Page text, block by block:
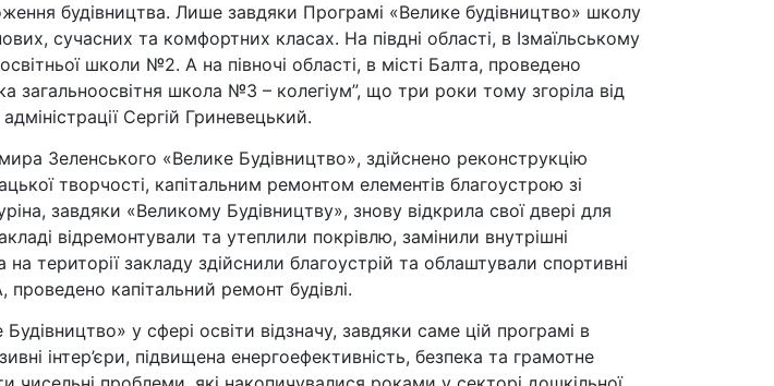
будівництва. Лише завдяки Програмі «Велике будівництво» школу
сучасних та комфортних класах. На півдні області, в Ізмаїльському
школи №2. А на півночі області, в місті Балта, проведено
загальноосвітня школа №3 – колегіум”, що три роки тому згоріла від
Сергій Гриневецький.
Зеленського «Велике Будівництво», здійснено реконструкцію
творчості, капітальним ремонтом елементів благоустрою зі
завдяки «Великому Будівництву», знову відкрила свої двері для
відремонтували та утеплили покрівлю, замінили внутрішні
території закладу здійснили благоустрій та облаштували спортивні
капітальний ремонт будівлі.
у сфері освіти відзначу, завдяки саме цій програмі в
інтер’єри, підвищена енергоефективність, безпека та грамотне